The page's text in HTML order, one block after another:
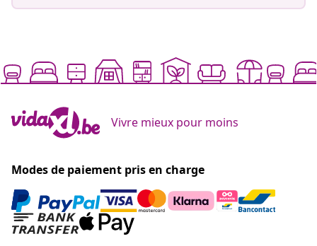
Vivre mieux pour moins
Modes de paiement pris en charge